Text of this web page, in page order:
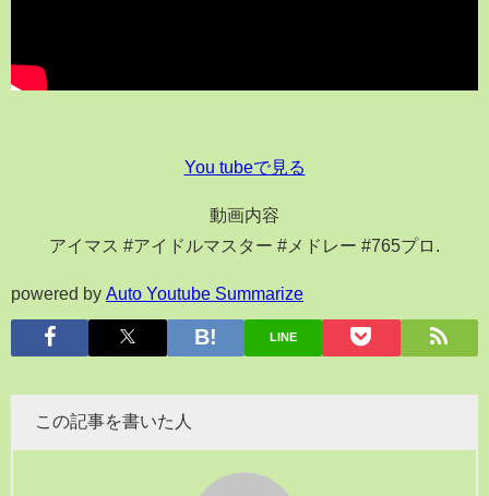
You tubeで見る
動画内容
アイマス #アイドルマスター #メドレー #765プロ.
powered by Auto Youtube Summarize
LINE
この記事を書いた人